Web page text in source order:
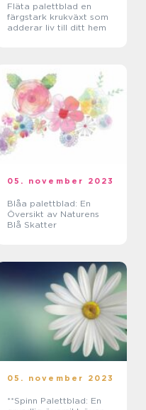
Fläta palettblad en
färgstark krukväxt som
adderar liv till ditt hem
05. november 2023
Blåa palettblad: En
Översikt av Naturens
Blå Skatter
05. november 2023
**Spinn Palettblad: En